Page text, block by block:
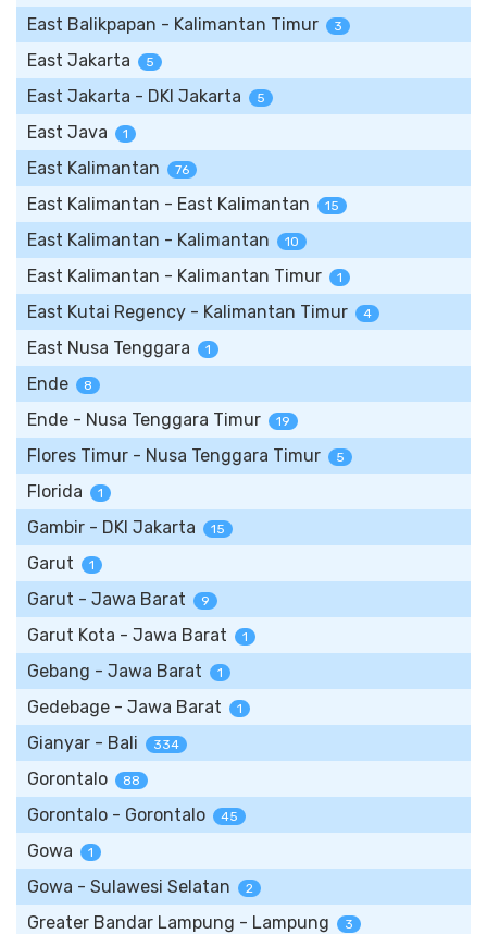
East Balikpapan - Kalimantan Timur 3
East Jakarta 5
East Jakarta - DKI Jakarta 5
East Java 1
East Kalimantan 76
East Kalimantan - East Kalimantan 15
East Kalimantan - Kalimantan 10
East Kalimantan - Kalimantan Timur 1
East Kutai Regency - Kalimantan Timur 4
East Nusa Tenggara 1
Ende 8
Ende - Nusa Tenggara Timur 19
Flores Timur - Nusa Tenggara Timur 5
Florida 1
Gambir - DKI Jakarta 15
Garut 1
Garut - Jawa Barat 9
Garut Kota - Jawa Barat 1
Gebang - Jawa Barat 1
Gedebage - Jawa Barat 1
Gianyar - Bali 334
Gorontalo 88
Gorontalo - Gorontalo 45
Gowa 1
Gowa - Sulawesi Selatan 2
Greater Bandar Lampung - Lampung 3